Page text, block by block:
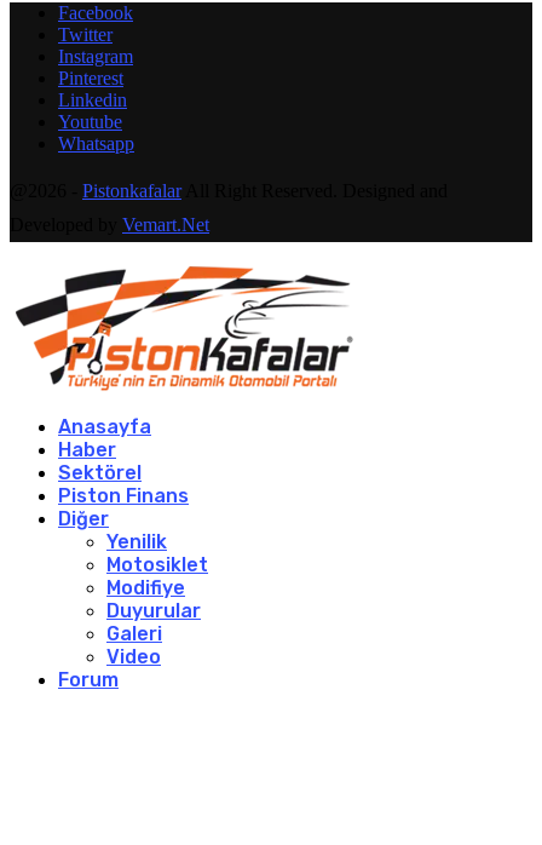
Facebook
Twitter
Instagram
Pinterest
Linkedin
Youtube
Whatsapp
PistonkafalarAll Right Reserved. Designed and
Vemart.Net
Anasayfa
Haber
Sektörel
Piston Finans
Diğer
Yenilik
Motosiklet
Modifiye
Duyurular
Galeri
Video
Forum